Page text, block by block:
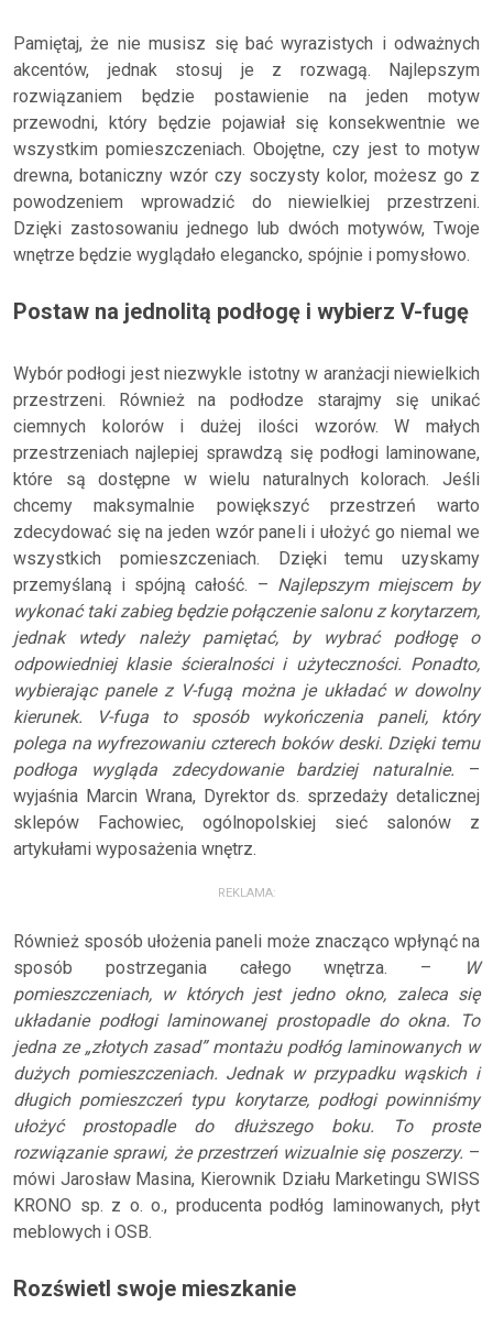
Pamiętaj, że nie musisz się bać wyrazistych i odważnych
akcentów, jednak stosuj je z rozwagą. Najlepszym
rozwiązaniem będzie postawienie na jeden motyw
przewodni, który będzie pojawiał się konsekwentnie we
wszystkim pomieszczeniach. Obojętne, czy jest to motyw
drewna, botaniczny wzór czy soczysty kolor, możesz go z
powodzeniem wprowadzić do niewielkiej przestrzeni.
Dzięki zastosowaniu jednego lub dwóch motywów, Twoje
wnętrze będzie wyglądało elegancko, spójnie i pomysłowo.
Postaw na jednolitą podłogę i wybierz V-fugę
Wybór podłogi jest niezwykle istotny w aranżacji niewielkich
przestrzeni. Również na podłodze starajmy się unikać
ciemnych kolorów i dużej ilości wzorów. W małych
przestrzeniach najlepiej sprawdzą się podłogi laminowane,
które są dostępne w wielu naturalnych kolorach. Jeśli
chcemy maksymalnie powiększyć przestrzeń warto
zdecydować się na jeden wzór paneli i ułożyć go niemal we
wszystkich pomieszczeniach. Dzięki temu uzyskamy
przemyślaną i spójną całość. – Najlepszym miejscem by
wykonać taki zabieg będzie połączenie salonu z korytarzem,
jednak wtedy należy pamiętać, by wybrać podłogę o
odpowiedniej klasie ścieralności i użyteczności. Ponadto,
wybierając panele z V-fugą można je układać w dowolny
kierunek. V-fuga to sposób wykończenia paneli, który
polega na wyfrezowaniu czterech boków deski. Dzięki temu
podłoga wygląda zdecydowanie bardziej naturalnie. –
wyjaśnia Marcin Wrana, Dyrektor ds. sprzedaży detalicznej
sklepów Fachowiec, ogólnopolskiej sieć salonów z
artykułami wyposażenia wnętrz.
REKLAMA:
Również sposób ułożenia paneli może znacząco wpłynąć na
sposób postrzegania całego wnętrza. –
W
pomieszczeniach, w których jest jedno okno, zaleca się
układanie podłogi laminowanej prostopadle do okna. To
jedna ze „złotych zasad” montażu podłóg laminowanych w
dużych pomieszczeniach. Jednak w przypadku wąskich i
długich pomieszczeń typu korytarze, podłogi powinniśmy
ułożyć prostopadle do dłuższego boku. To proste
rozwiązanie sprawi, że przestrzeń wizualnie się poszerzy. –
mówi Jarosław Masina, Kierownik Działu Marketingu SWISS
KRONO sp. z o. o., producenta podłóg laminowanych, płyt
meblowych i OSB.
Rozświetl swoje mieszkanie